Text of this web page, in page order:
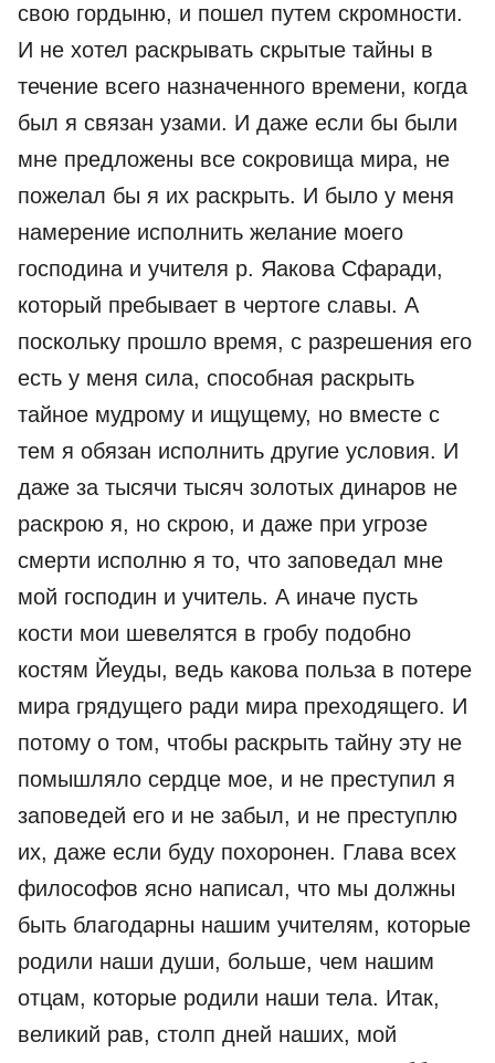
свою гордыню, и пошел путем скромности.
И не хотел раскрывать скрытые тайны в
течение всего назначенного времени, когда
был я связан узами. И даже если бы были
мне предложены все сокровища мира, не
пожелал бы я их раскрыть. И было у меня
намерение исполнить желание моего
господина и учителя р. Яакова Сфаради,
который пребывает в чертоге славы. А
поскольку прошло время, с разрешения его
есть у меня сила, способная раскрыть
тайное мудрому и ищущему, но вместе с
тем я обязан исполнить другие условия. И
даже за тысячи тысяч золотых динаров не
раскрою я, но скрою, и даже при угрозе
смерти исполню я то, что заповедал мне
мой господин и учитель. А иначе пусть
кости мои шевелятся в гробу подобно
костям Йеуды, ведь какова польза в потере
мира грядущего ради мира преходящего. И
потому о том, чтобы раскрыть тайну эту не
помышляло сердце мое, и не преступил я
заповедей его и не забыл, и не преступлю
их, даже если буду похоронен. Глава всех
философов ясно написал, что мы должны
быть благодарны нашим учителям, которые
родили наши души, больше, чем нашим
отцам, которые родили наши тела. Итак,
великий рав, столп дней наших, мой